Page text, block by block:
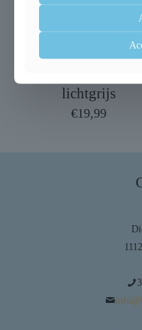
lichtgrijs
€19,99